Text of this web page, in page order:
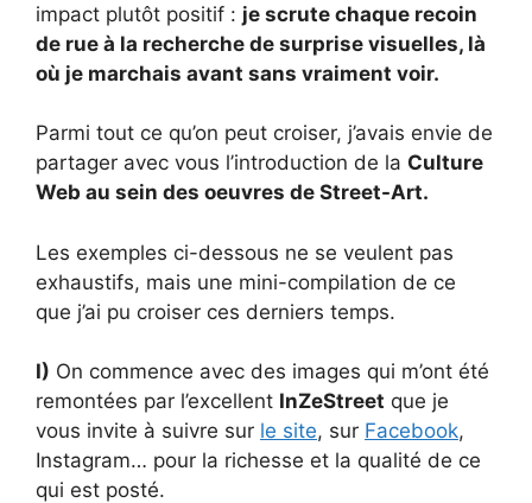
impact plutôt positif : je scrute chaque recoin
de rue à la recherche de surprise visuelles, là
où je marchais avant sans vraiment voir.
Parmi tout ce qu’on peut croiser, j’avais envie de
partager avec vous l’introduction de la Culture
Web au sein des oeuvres de Street-Art.
Les exemples ci-dessous ne se veulent pas
exhaustifs, mais une mini-compilation de ce
que j’ai pu croiser ces derniers temps.
I) On commence avec des images qui m’ont été
remontées par l’excellent InZeStreet que je
vous invite à suivre sur le site, sur Facebook,
Instagram… pour la richesse et la qualité de ce
qui est posté.